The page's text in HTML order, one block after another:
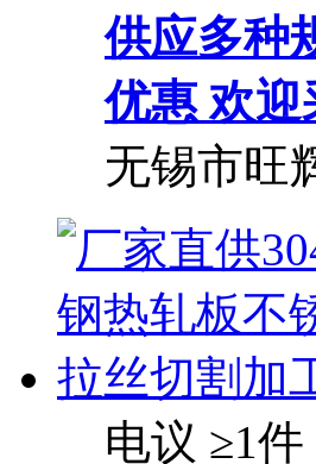
供应多种
优惠 欢迎
无锡市旺
电议 ≥1件